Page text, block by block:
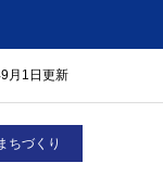
月1日更新
ちづくり